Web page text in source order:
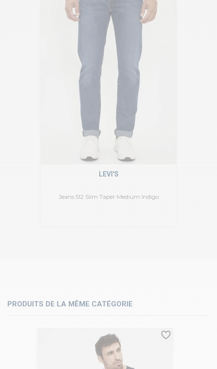
Jeans 512 Slim Taper Medium Indigo
LEVI'S
PRODUITS DE LA MÊME CATÉGORIE